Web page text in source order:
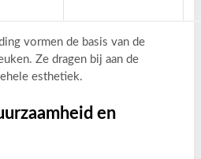
vormen de basis van de
Ze dragen bij aan de
esthetiek.
en